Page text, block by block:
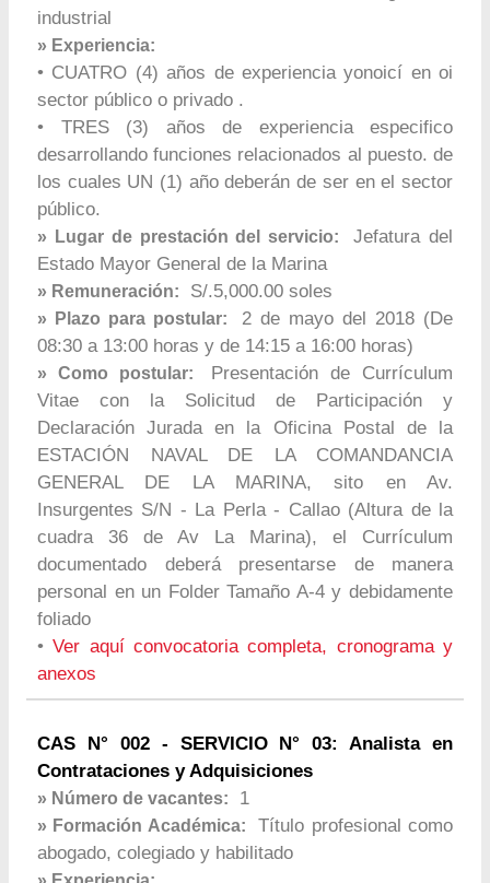
industrial
» Experiencia:
• CUATRO (4) años de experiencia yonoicí en oi
sector público o privado .
• TRES (3) años de experiencia especifico
desarrollando funciones relacionados al puesto. de
los cuales UN (1) año deberán de ser en el sector
público.
» Lugar de prestación del servicio:
Jefatura del
Estado Mayor General de la Marina
» Remuneración: S/.5,000.00 soles
» Plazo para postular:
2 de mayo del 2018 (De
08:30 a 13:00 horas y de 14:15 a 16:00 horas)
» Como postular:
Presentación de Currículum
Vitae con la Solicitud de Participación y
Declaración Jurada en la Oficina Postal de la
ESTACIÓN NAVAL DE LA COMANDANCIA
GENERAL DE LA MARINA, sito en Av.
Insurgentes S/N - La Perla - Callao (Altura de la
cuadra 36 de Av La Marina), el Currículum
documentado deberá presentarse de manera
personal en un Folder Tamaño A-4 y debidamente
foliado
•Ver aquí convocatoria completa, cronograma y
anexos
CAS N° 002 - SERVICIO N° 03: Analista en
Contrataciones y Adquisiciones
» Número de vacantes: 1
» Formación Académica:
Título profesional como
abogado, colegiado y habilitado